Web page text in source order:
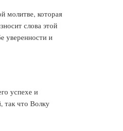
молитве, которая
слова этой
уверенности и
успехе и
так что Волку